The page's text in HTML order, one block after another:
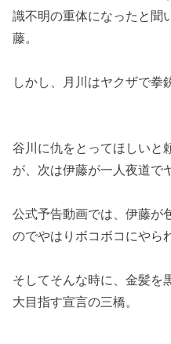
識不明の重体になったと聞
藤。
しかし、月川はヤクザで拳
谷川に仇をとってほしいと
が、次は伊藤が一人夜道
公式予告動画では、伊藤が
のでやはりボコボコにやら
そしてそんな時に、金髪を
大目指す宣言の三橋。